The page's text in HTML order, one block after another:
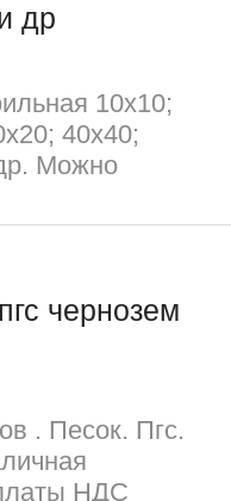
др
10х10;
40х40;
Можно
чернозем
. Песок. Пгс.
НДС